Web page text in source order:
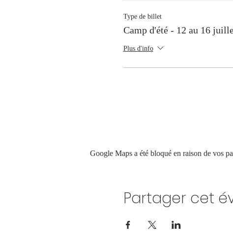
Type de billet
Camp d'été - 12 au 16
Plus d'info
Google Maps a été bloqué en raison de vos
Partager cet